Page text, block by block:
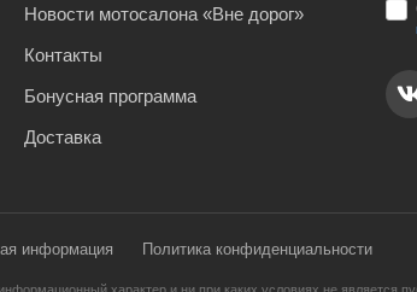
Новости мотосалона «Вне дорог»
Контакты
Бонусная программа
Доставка
информация Политика конфиденциальности